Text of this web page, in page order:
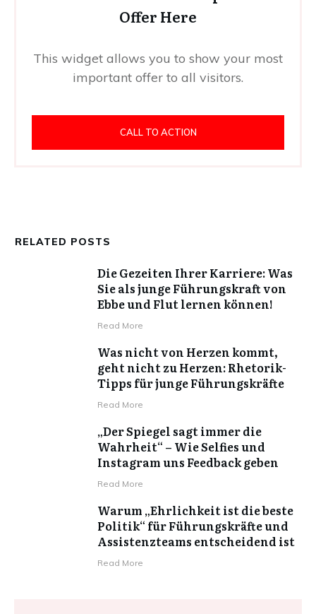
Offer Here
This widget allows you to show your most
important offer to all visitors.
CALL TO ACTION
RELATED POSTS
Die Gezeiten Ihrer Karriere: Was
Sie als junge Führungskraft von
Ebbe und Flut lernen können!
Read More
Was nicht von Herzen kommt,
geht nicht zu Herzen: Rhetorik-
Tipps für junge Führungskräfte
Read More
„Der Spiegel sagt immer die
Wahrheit“ – Wie Selfies und
Instagram uns Feedback geben
Read More
Warum „Ehrlichkeit ist die beste
Politik“ für Führungskräfte und
Assistenzteams entscheidend ist
Read More